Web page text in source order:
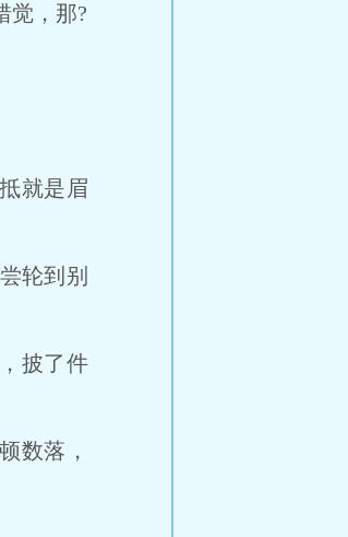
，那?
就是眉
轮到别
披了件
数落，